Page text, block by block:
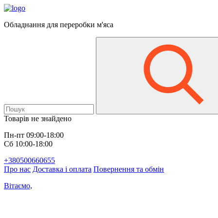
Обладнання для переробки м'яса
Товарів не знайдено
Пн-пт 09:00-18:00
Сб 10:00-18:00
+380500660655
Про нас Доставка і оплата Повернення та обмін
Вітаємо,